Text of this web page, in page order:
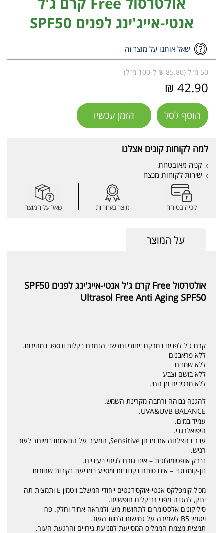
אנטי-אייג'ינג לפנים SPF50
שאל אותנו על מוצר זה
50 מ"ל (85.80 ₪ ל-100 מ"ל)
42.90 ₪
הוסף לסל הזמן עכשיו
למה לקוחות קונים אצלנו
קניה מאובטחת
שירות לקוחות מנצח
קניה בטוחה מוצר באחריות שאל על המוצר
על המוצר
אולטרסול Free קרם ג'ל אנטי-אייג'ינג לפנים SPF50
Ultrasol Free Anti Aging SPF50
קרם ג'ל לפנים במרקם ייחודי וחדשני הנמרח בקלות ונספג במהירות.
ללא פראבנים
ללא שמנים
ללא בושם וצבע
ללא מרכיבים מן החי.
להגנה גבוהה ורחבה מקרינת השמש.
UVA&UVB BALANCE.
עמיד במים.
היפואלרגני.
עבר בהצלחה את מבחן Sensitive, המעיד על התאמתו במיוחד לעור
רגיש.
נבדק אופטומולוגית – אינו גורם לגירוי בעיניים.
נון-קומדוגני – אינו סותם נקבוביות ומסייע במניעת נקודות שחורות
מכיל קומפלקס אנטי-אוקסידנטים ייחודי המשלב ויטמין E ותמצית תה
ירוק, להגנה מפני רדיקלים חופשיים.
סיליקונים אלסטומרים לתחושת משי ולמראה אחיד וחלק. פרו
ויטמין B5 לשמירה על גמישות ולחות העור.
תמצית מצמח הממליס המסייעת למניעת גירויים והרגעת העור.